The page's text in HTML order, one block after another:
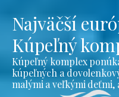
Najväčší
Kúpeľný
Kúpeľný komplex
kúpeľných a
malými a veľkými deťmi,